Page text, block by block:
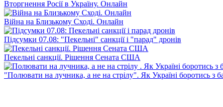
Вторгнення Росії в Україну. Онлайн
Війна на Близькому Сході. Онлайн
Підсумки 07.08: "Пекельні" санкції і "парад" дронів
Пекельні санкції. Рішення Сената США
"Полювати на лучника, а не на стрілу". Як Україні боротись з